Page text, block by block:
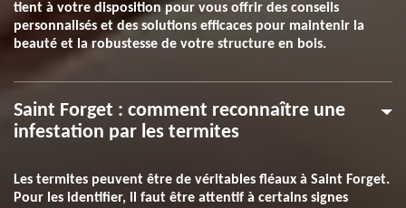
tient à votre disposition pour vous offrir des conseils
personnalisés et des solutions efficaces pour maintenir la
beauté et la robustesse de votre structure en bois.
Saint Forget : comment reconnaître une
infestation par les termites
Les termites peuvent être de véritables fléaux à Saint Forget.
Pour les identifier, il faut être attentif à certains signes